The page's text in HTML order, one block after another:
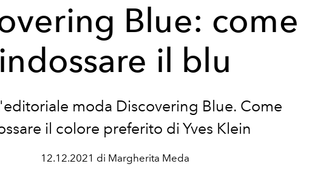
Blue: come
indossare il blu
moda Discovering Blue. Come
il colore preferito di Yves Klein
12.12.2021 di Margherita Meda